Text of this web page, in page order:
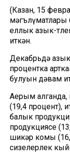
(Казан, 15
мәгълүматлары
еллык азык-
иткән.
Декабрьдә
процентка
булуын дәвам
Аерым алганда,
(19,4 процент),
балык
продукциясе
шикәр комы
сизелерлек